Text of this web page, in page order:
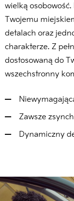
wielką
Twojemu
detalach oraz
charakterze. Z
dostosowaną do
wszechstronny
Zawsze
Dynamiczny